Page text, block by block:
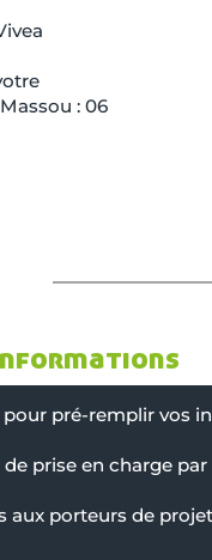
: 06
pour pré-remplir vos
prise en charge
porteurs de